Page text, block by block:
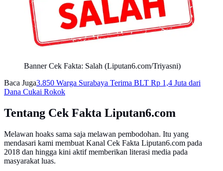
Banner Cek Fakta: Salah (Liputan6.com/Triyasni)
Baca Juga3.850 Warga Surabaya Terima BLT Rp 1,4 Juta dari
Dana Cukai Rokok
Tentang Cek Fakta Liputan6.com
Melawan hoaks sama saja melawan pembodohan. Itu yang
mendasari kami membuat Kanal Cek Fakta Liputan6.com pada
2018 dan hingga kini aktif memberikan literasi media pada
masyarakat luas.